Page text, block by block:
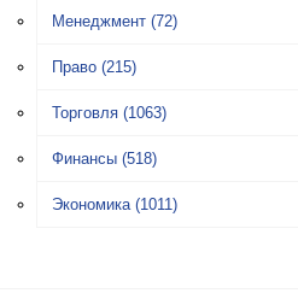
Менеджмент (72)
Право (215)
Торговля (1063)
Финансы (518)
Экономика (1011)